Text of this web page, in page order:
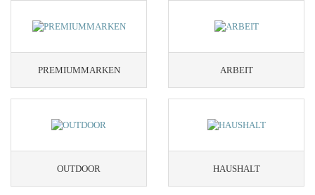
PREMIUMMARKEN ARBEIT
OUTDOOR HAUSHALT